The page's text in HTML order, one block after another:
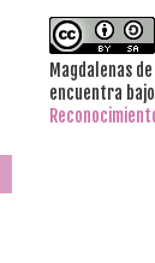
Magdalenas
encuentra